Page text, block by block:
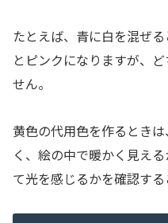
たとえば、青に白を混ぜ
とピンクになりますが、
せん。
黄色の代用色を作るとき
く、絵の中で暖かく見え
て光を感じるかを確認する